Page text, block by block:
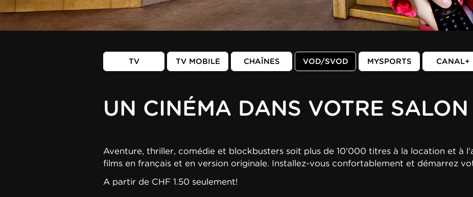
TV TV MOBILE CHAÎNES VOD/SVOD MYSPORTS CANAL+
UN CINÉMA DANS VOTRE SALON
Aventure, thriller, comédie et blockbusters soit plus de 10'000 titres à la location et à
films en français et en version originale. Installez-vous confortablement et démarrez
A partir de CHF 1.50 seulement!